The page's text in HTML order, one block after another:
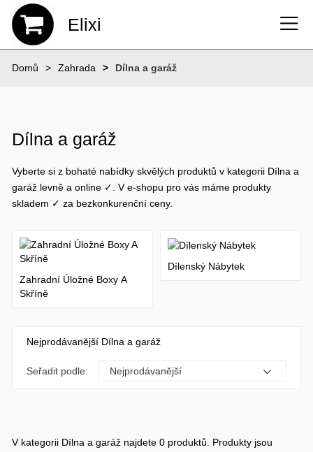
Elixi
Domů Zahrada Dílna a garáž
Dílna a garáž
Vyberte si z bohaté nabídky skvělých produktů v kategorii Dílna a
garáž levně a online ✓. V e-shopu pro vás máme produkty
skladem ✓ za bezkonkurenční ceny.
Zahradní Úložné Boxy A
Skříně
Dílenský Nábytek
Nejprodávanější Dílna a garáž
Seřadit podle:
V kategorii Dílna a garáž najdete 0 produktů. Produkty jsou